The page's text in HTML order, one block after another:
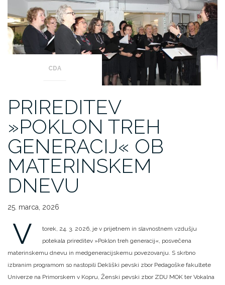
CDA
PRIREDITEV
»POKLON TREH
GENERACIJ« OB
MATERINSKEM
DNEVU
25. marca, 2026
V
torek, 24. 3. 2026, je v prijetnem in slavnostnem vzdušju
potekala prireditev »Poklon treh generacij«, posvečena
materinskemu dnevu in medgeneracijskemu povezovanju. S skrbno
izbranim programom so nastopili Dekliški pevski zbor Pedagoške fakultete
Univerze na Primorskem v Kopru, Ženski pevski zbor ZDU MOK ter Vokalna